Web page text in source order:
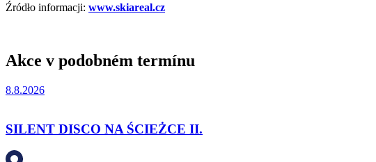
Źródło informacji: www.skiareal.cz
Akce v podobném termínu
8.8.2026
SILENT DISCO NA ŚCIEŻCE II.